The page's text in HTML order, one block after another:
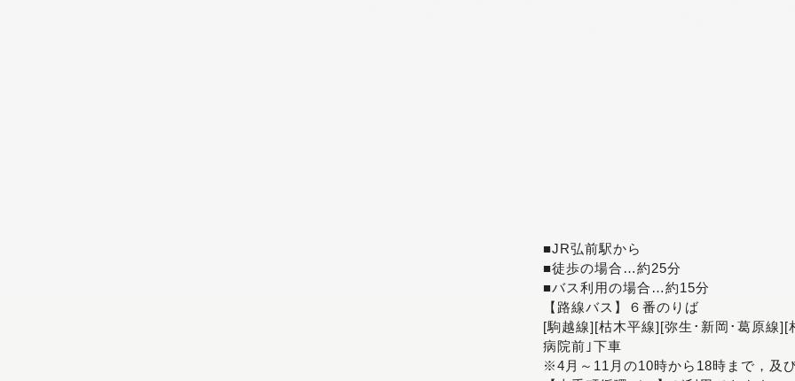
■JR弘前駅から
■徒歩の場合…約25分
■バス利用の場合…約15分
【路線バス】６番のりば
[駒越線][枯木平線][弥生･新岡･葛原線
病院前｣下車
※4月～11月の10時から18時まで，及